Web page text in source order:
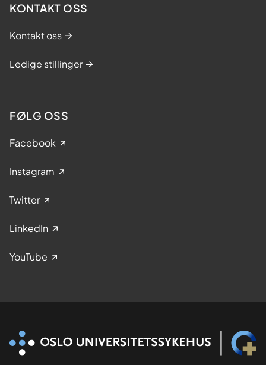
KONTAKT OSS
Kontakt oss
Ledige stillinger
FØLG OSS
Facebook
Instagram
Twitter
LinkedIn
YouTube